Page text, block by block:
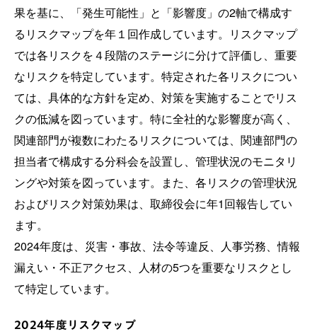
果を基に、「発生可能性」と「影響度」の2軸で構成す
るリスクマップを年１回作成しています。リスクマップ
では各リスクを４段階のステージに分けて評価し、重要
なリスクを特定しています。特定された各リスクについ
ては、具体的な方針を定め、対策を実施することでリス
クの低減を図っています。特に全社的な影響度が高く、
関連部門が複数にわたるリスクについては、関連部門の
担当者で構成する分科会を設置し、管理状況のモニタリ
ングや対策を図っています。また、各リスクの管理状況
およびリスク対策効果は、取締役会に年1回報告してい
ます。
2024年度は、災害・事故、法令等違反、人事労務、情報
漏えい・不正アクセス、人材の5つを重要なリスクとし
て特定しています。
2024年度リスクマップ